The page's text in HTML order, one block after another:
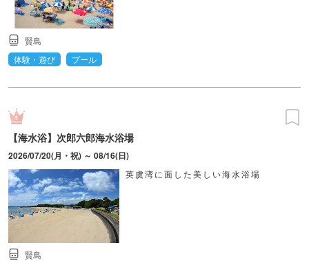
賢島
体験・遊び
プール
【海水浴】次郎六郎海水浴場
2026/07/20(月・祝) ～ 08/16(日)
英虞湾に面した美しい海水浴場
賢島